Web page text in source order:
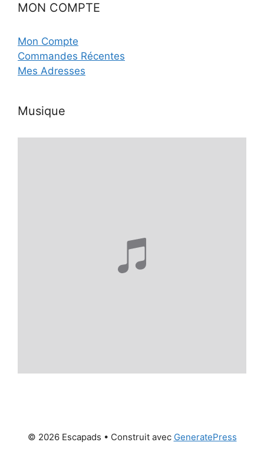
MON COMPTE
Mon Compte
Commandes Récentes
Mes Adresses
Musique
© 2026 Escapads • Construit avec GeneratePress